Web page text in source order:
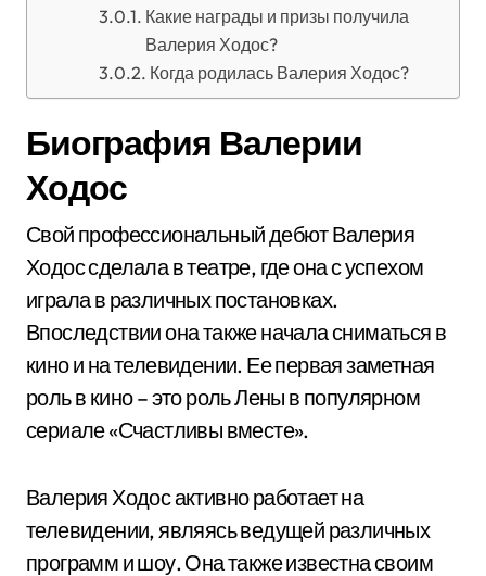
Какие награды и призы получила
Валерия Ходос?
Когда родилась Валерия Ходос?
Биография Валерии
Ходос
Свой профессиональный дебют Валерия
Ходос сделала в театре, где она с успехом
играла в различных постановках.
Впоследствии она также начала сниматься в
кино и на телевидении. Ее первая заметная
роль в кино – это роль Лены в популярном
сериале «Счастливы вместе».
Валерия Ходос активно работает на
телевидении, являясь ведущей различных
программ и шоу. Она также известна своим